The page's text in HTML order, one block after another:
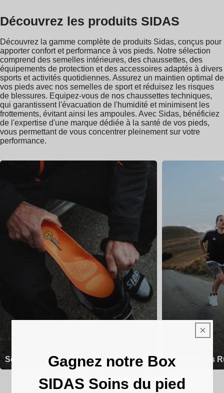
Découvrez les produits SIDAS
Découvrez la gamme complète de produits Sidas, conçus pour
apporter confort et performance à vos pieds. Notre sélection
comprend des semelles intérieures, des chaussettes, des
équipements de protection et des accessoires adaptés à divers
sports et activités quotidiennes. Assurez un maintien optimal de
vos pieds avec nos semelles de sport et réduisez les risques
de blessures. Equipez-vous de nos chaussettes techniques,
qui garantissent l'évacuation de l'humidité et minimisent les
frottements, évitant ainsi les ampoules. Avec Sidas, bénéficiez
de l'expertise d'une marque dédiée à la santé de vos pieds,
vous permettant de vous concentrer pleinement sur votre
performance.
Semelles Chaussettes
Gagnez notre Box
SIDAS Soins du pied